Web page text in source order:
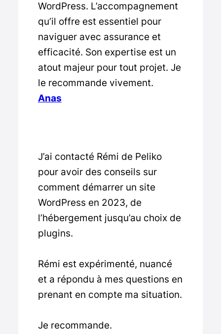
WordPress. L’accompagnement
qu’il offre est essentiel pour
naviguer avec assurance et
efficacité. Son expertise est un
atout majeur pour tout projet. Je
le recommande vivement.
Anas
J’ai contacté Rémi de Peliko
pour avoir des conseils sur
comment démarrer un site
WordPress en 2023, de
l’hébergement jusqu’au choix de
plugins.
Rémi est expérimenté, nuancé
et a répondu à mes questions en
prenant en compte ma situation.
Je recommande.